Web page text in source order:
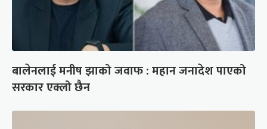
बालेनलाई मनीष झाको जवाफ : महान जनादेश पाएको
सरकार एक्लो छैन